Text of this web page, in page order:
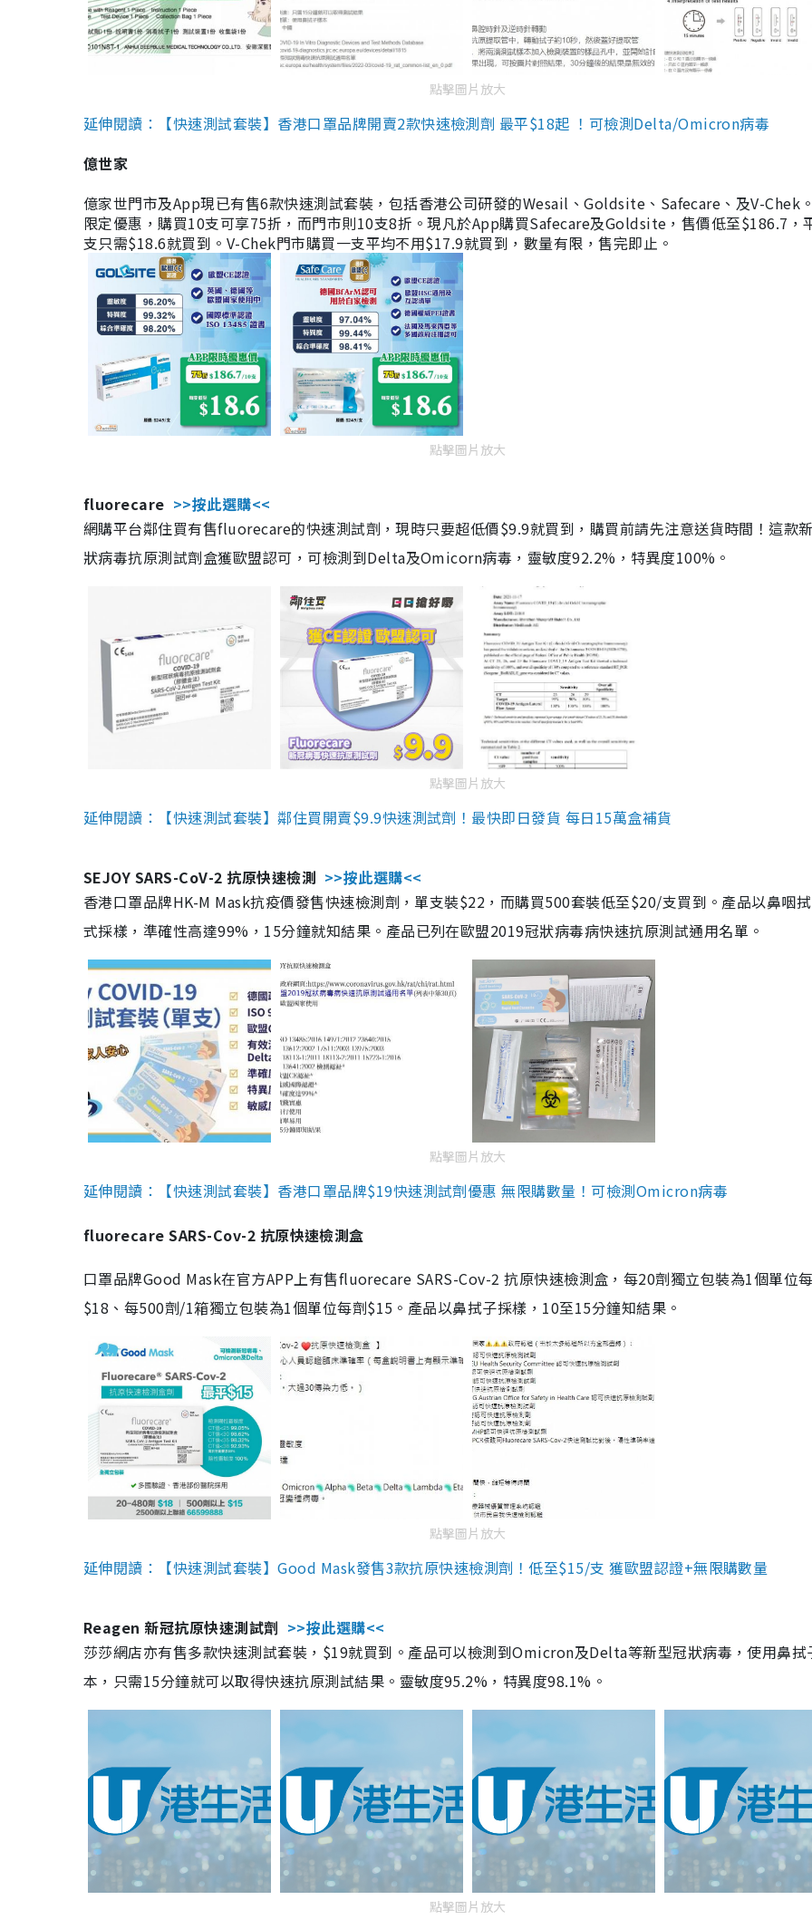
點擊圖片放大
延伸閱讀：【快速測試套裝】香港口罩品牌開賣2款快速檢測劑 最平$18起 ！可檢測Delta/Omicron病毒
億世家
億家世門市及App現已有售6款快速測試套裝，包括香港公司研發的Wesail、Goldsite、Safecare、及V-Chek
限定優惠，購買10支可享75折，而門市則10支8折。現凡於App購買Safecare及Goldsite，售價低至$186.7，
支只需$18.6就買到。V-Chek門市購買一支平均不用$17.9就買到，數量有限，售完即止。
點擊圖片放大
fluorecare >>按此選購<<
網購平台鄰住買有售fluorecare的快速測試劑，現時只要超低價$9.9就買到，購買前請先注意送貨時間！這款
狀病毒抗原測試劑盒獲歐盟認可，可檢測到Delta及Omicorn病毒，靈敏度92.2%，特異度100%。
點擊圖片放大
延伸閱讀：【快速測試套裝】鄰住買開賣$9.9快速測試劑！最快即日發貨 每日15萬盒補貨
SEJOY SARS-CoV-2 抗原快速檢測 >>按此選購<<
香港口罩品牌HK-M Mask抗疫價發售快速檢測劑，單支裝$22，而購買500套裝低至$20/支買到。產品以鼻咽
式採樣，準確性高達99%，15分鐘就知結果。產品已列在歐盟2019冠狀病毒病快速抗原測試通用名單。
點擊圖片放大
延伸閱讀：【快速測試套裝】香港口罩品牌$19快速測試劑優惠 無限購數量！可檢測Omicron病毒
fluorecare SARS-Cov-2 抗原快速檢測盒
口罩品牌Good Mask在官方APP上有售fluorecare SARS-Cov-2 抗原快速檢測盒，每20劑獨立包裝為1個單位
$18、每500劑/1箱獨立包裝為1個單位每劑$15。產品以鼻拭子採樣，10至15分鐘知結果。
點擊圖片放大
延伸閱讀：【快速測試套裝】Good Mask發售3款抗原快速檢測劑！低至$15/支 獲歐盟認證+無限購數量
Reagen 新冠抗原快速測試劑 >>按此選購<<
莎莎網店亦有售多款快速測試套裝，$19就買到。產品可以檢測到Omicron及Delta等新型冠狀病毒，使用鼻拭
本，只需15分鐘就可以取得快速抗原測試結果。靈敏度95.2%，特異度98.1%。
點擊圖片放大